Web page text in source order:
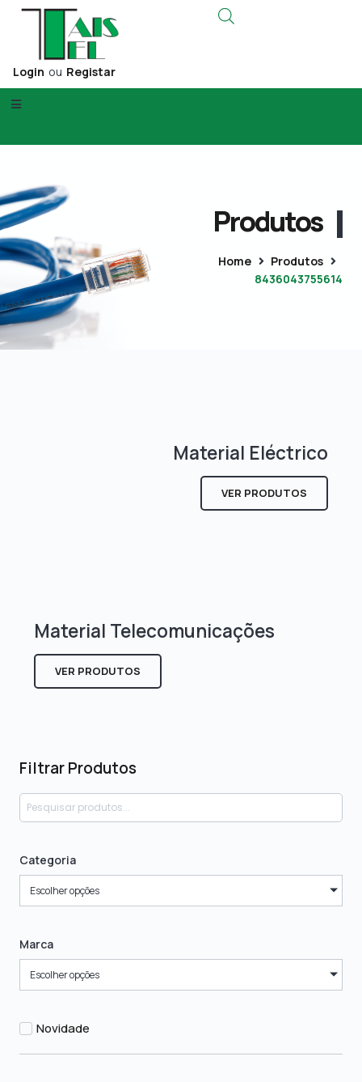
Login ou Registar
Produtos
Home
Produtos
8436043755614
Filtrar Produtos
Categoria
Escolher opções
Marca
Escolher opções
Novidade
Material Eléctrico
VER PRODUTOS
Material Telecomunicações
VER PRODUTOS